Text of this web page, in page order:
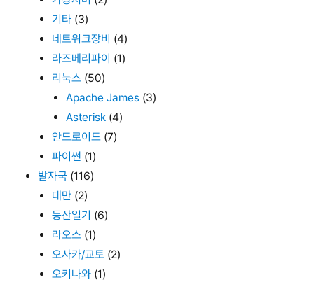
기타 (3)
네트워크장비 (4)
라즈베리파이 (1)
리눅스 (50)
Apache James (3)
Asterisk (4)
안드로이드 (7)
파이썬 (1)
발자국 (116)
대만 (2)
등산일기 (6)
라오스 (1)
오사카/교토 (2)
오키나와 (1)